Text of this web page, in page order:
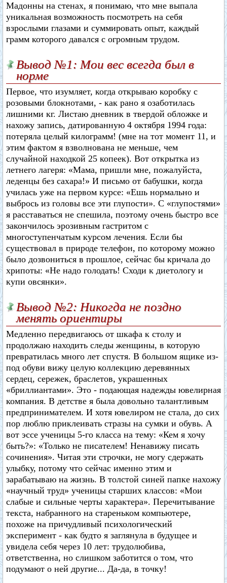
Мадонны на стенах, я понимаю, что мне выпала
уникальная возможность посмотреть на себя
взрослыми глазами и суммировать опыт, каждый
грамм которого давался с огромным трудом.
Вывод №1: Мои вес всегда был в
норме
Первое, что изумляет, когда открываю коробку с
розовыми блокнотами, - как рано я озаботилась
лишними кг. Листаю дневник в твердой обложке и
нахожу запись, датированную 4 октября 1994 года:
потеряла целый килограмм! (мне на тот момент 11, и
этим фактом я взволнована не меньше, чем
случайной находкой 25 копеек). Вот открытка из
летнего лагеря: «Мама, пришли мне, пожалуйста,
леденцы без сахара!» И письмо от бабушки, когда
училась уже на первом курсе: «Ешь нормально и
выбрось из головы все эти глупости». С «глупостями»
я расставаться не спешила, поэтому очень быстро все
закончилось эрозивным гастритом с
многоступенчатым курсом лечения. Если бы
существовал в природе телефон, по которому можно
было дозвониться в прошлое, сейчас бы кричала до
хрипоты: «Не надо голодать! Сходи к диетологу и
купи овсянки».
Вывод №2: Никогда не поздно
менять ориентиры
Медленно передвигаюсь от шкафа к столу и
продолжаю находить следы женщины, в которую
превратилась много лет спустя. В большом ящике из-
под обуви вижу целую коллекцию деревянных
сердец, сережек, браслетов, украшенных
«бриллиантами». Это - подающая надежды ювелирная
компания. В детстве я была довольно талантливым
предпринимателем. И хотя ювелиром не стала, до сих
пор люблю приклеивать стразы на сумки и обувь. А
вот эссе ученицы 5-го класса на тему: «Кем я хочу
быть?»: «Только не писателем! Ненавижу писать
сочинения». Читая эти строчки, не могу сдержать
улыбку, потому что сейчас именно этим и
зарабатываю на жизнь. В толстой синей папке нахожу
«научный труд» ученицы старших классов: «Мои
слабые и сильные черты характера». Перечитывание
текста, набранного на стареньком компьютере,
похоже на причудливый психологический
эксперимент - как будто я заглянула в будущее и
увидела себя через 10 лет: трудолюбива,
ответственна, но слишком заботится о том, что
подумают о ней другие... Да-да, в точку!